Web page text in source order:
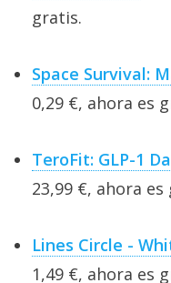
gratis.
Space Survival:
0,29 €, ahora es
TeroFit: GLP-1
23,99 €, ahora es
Lines Circle -
1,49 €, ahora es